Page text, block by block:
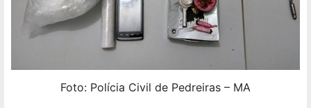
Foto: Polícia Civil de Pedreiras – MA